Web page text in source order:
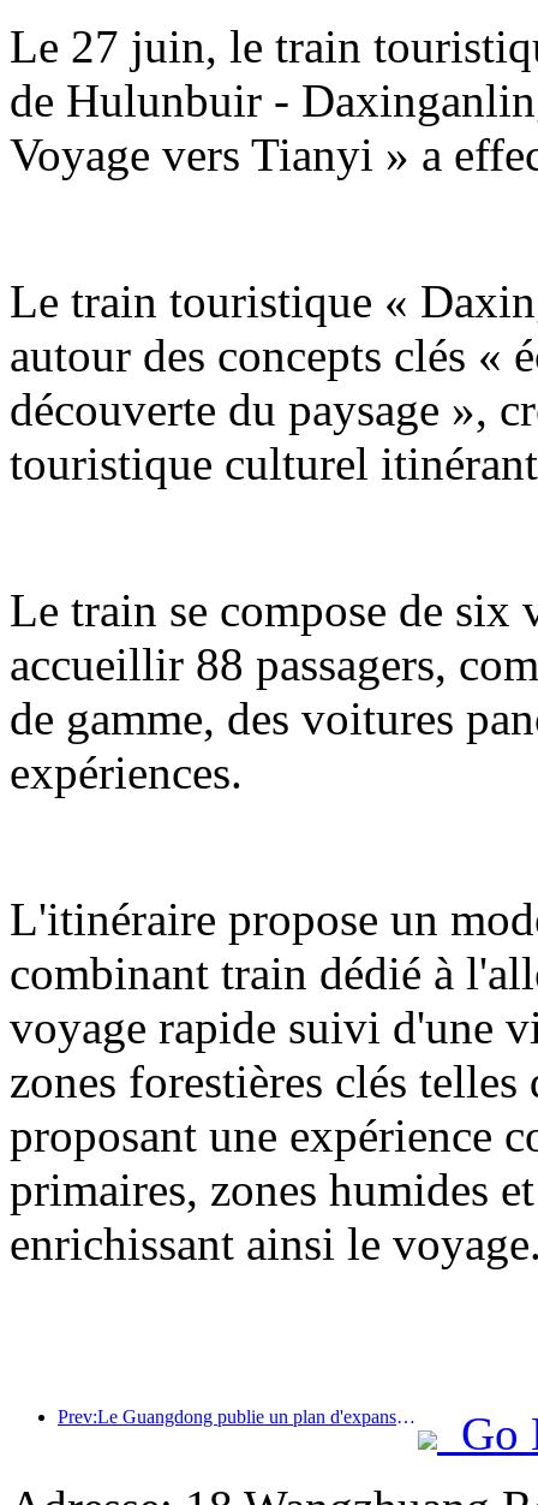
Le 27 juin, le train
de Hulunbuir -
Voyage vers Tianyi » a
Le train touristique «
autour des concepts clés «
découverte du paysage »,
touristique culturel
Le train se compose de six
accueillir 88 passagers,
de gamme, des voitures
expériences.
L'itinéraire propose un
combinant train dédié à
voyage rapide suivi d'une
zones forestières clés
proposant une expérience
primaires, zones humides
enrichissant ainsi le
Prev:Le Guangdong publie un plan d'expansion des capacités du secteur des services pour faire de la région de la Grande Baie une destination touristique de classe mondiale.
Go